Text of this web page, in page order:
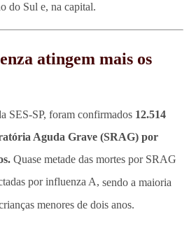
do Sul e, na capital.
atingem mais os
SES-SP, foram confirmados 12.514
Aguda Grave (SRAG) por
Quase metade das mortes por SRAG
por influenza A, sendo a maioria
menores de dois anos.